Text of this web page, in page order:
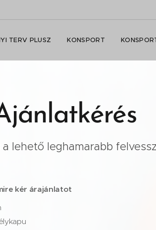
TERV PLUSZ KONSPORT
lehető leghamarabb
kér árajánlatot